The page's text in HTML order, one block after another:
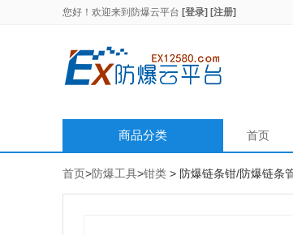
您好！欢迎来到 防爆云平台 [登录] [注册]
商品分类 首页
首页>防爆工具>钳类 > 防爆链条钳/防爆链条